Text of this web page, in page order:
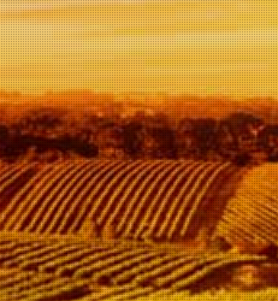
Malvasia Nero, met een
intens koraalroze kleur,
zacht en omhullend. Met
een goede structuur en
gemengde mineraliteit,
gekruist met verse fruitige
tonen van kersen, die
verwijzen naar de aroma's
van de typische aromatische